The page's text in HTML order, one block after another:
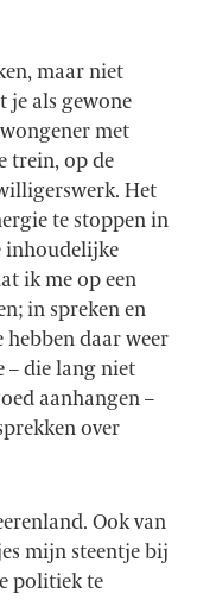
maar niet
als gewone
met
trein, op de
Het
te stoppen in
inhoudelijke
ik me op een
in spreken en
hebben daar weer
– die lang niet
aanhangen –
over
Ook van
mijn steentje bij
politiek te